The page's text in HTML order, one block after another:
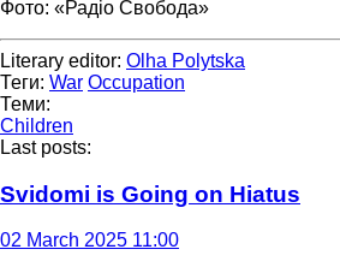
Фото: «Радіо Свобода»
Literary editor: Olha Polytska
Теги: War Occupation
Теми:
Children
Last posts:
Svidomi is Going on Hiatus
02 March 2025 11:00